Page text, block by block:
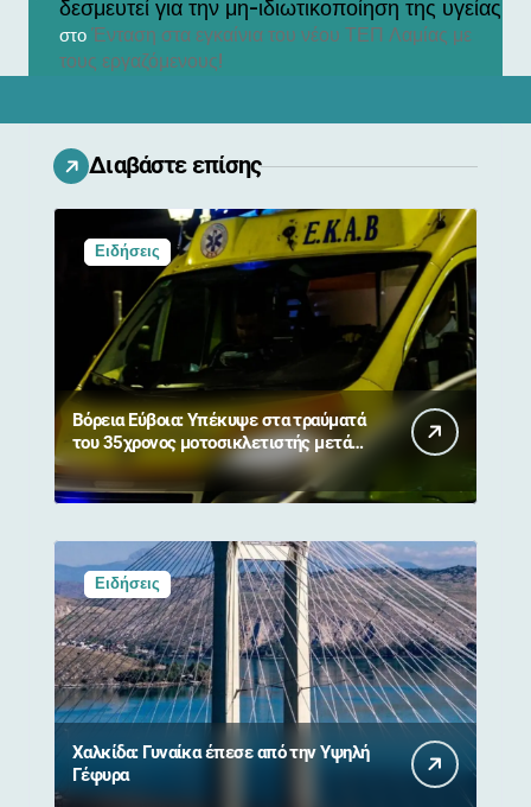
δεσμευτεί για την μη-ιδιωτικοποίηση της υγείας
στο Ένταση στα εγκαίνια του νέου ΤΕΠ Λαμίας με
τους εργαζόμενους!
Διαβάστε επίσης
Ειδήσεις
Βόρεια Εύβοια: Υπέκυψε στα τραύματά
του 35χρονος μοτοσικλετιστής μετά
από σύγκρουση με αγριογούρουνο
Ειδήσεις
Χαλκίδα: Γυναίκα έπεσε από την Υψηλή
Γέφυρα